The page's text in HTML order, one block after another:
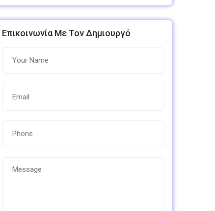
Επικοινωνία Με Τον Δημιουργό